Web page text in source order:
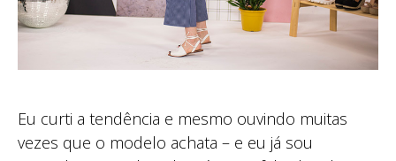
Eu curti a tendência e mesmo ouvindo muitas
vezes que o modelo achata – e eu já sou